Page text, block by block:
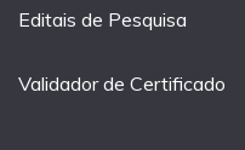
Editais de Pesquisa
Validador de Certificado